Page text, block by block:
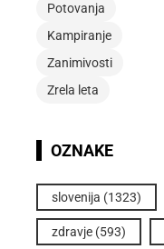
Potovanja
Kampiranje
Zanimivosti
Zrela leta
OZNAKE
slovenija (1323)
zdravje (593)